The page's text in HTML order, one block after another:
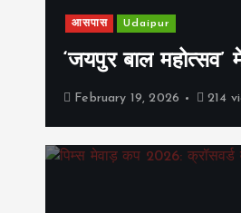
आसपास Udaipur
‘जयपुर बाल
February 19, 2026 214